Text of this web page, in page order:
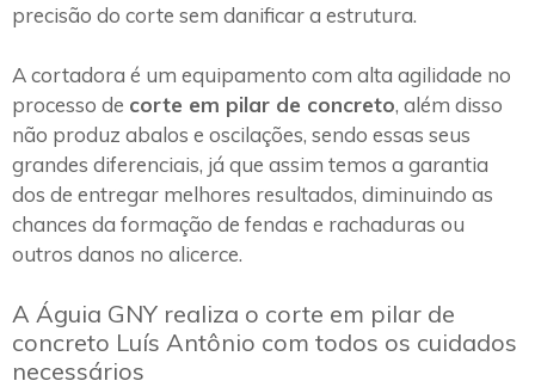
precisão do corte sem danificar a estrutura.
A cortadora é um equipamento com alta agilidade no
processo de corte em pilar de concreto, além disso
não produz abalos e oscilações, sendo essas seus
grandes diferenciais, já que assim temos a garantia
dos de entregar melhores resultados, diminuindo as
chances da formação de fendas e rachaduras ou
outros danos no alicerce.
A Águia GNY realiza o corte em pilar de
concreto Luís Antônio com todos os cuidados
necessários